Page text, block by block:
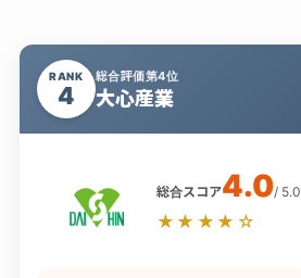
RANK
4
総合評価第4位
大心産業
総合スコア4.0/ 5.0
★★★★☆